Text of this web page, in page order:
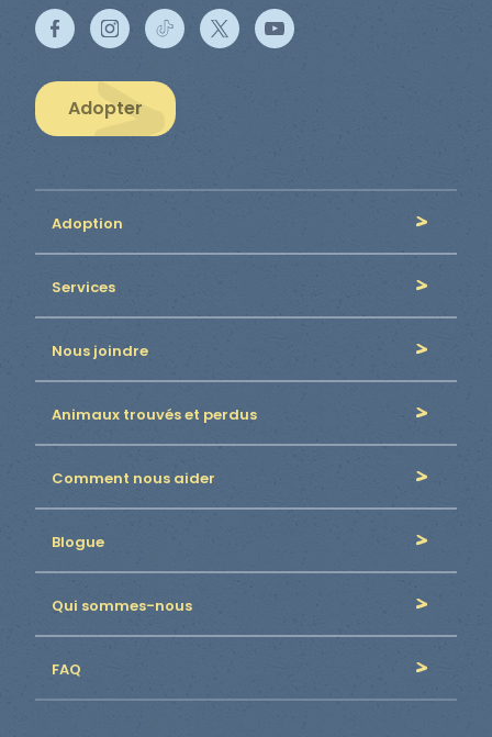
Adopter
Adoption
Services
Nous joindre
Animaux trouvés et perdus
Comment nous aider
Blogue
Qui sommes-nous
FAQ